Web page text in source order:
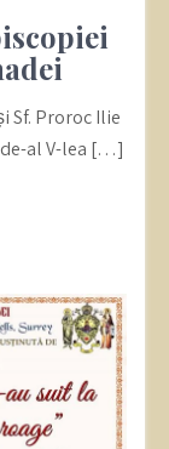
Sf. Proroc Ilie
de-al V-lea […]